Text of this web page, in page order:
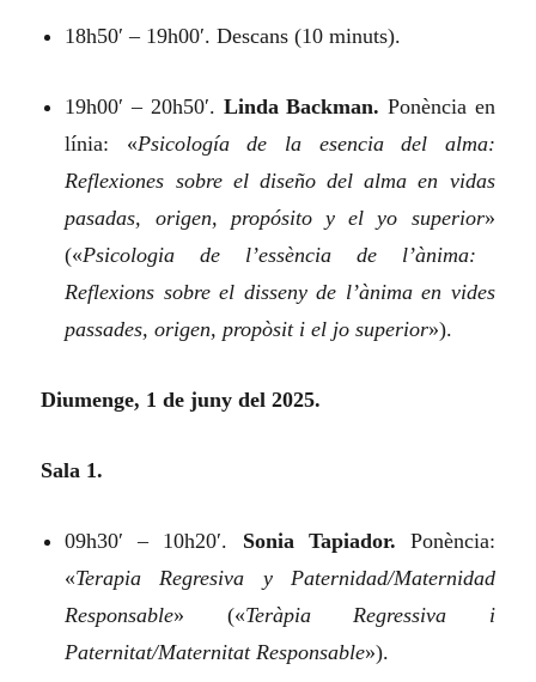
18h50′ – 19h00′. Descans (10 minuts).
19h00′ – 20h50′. Linda Backman. Ponència en
línia: «Psicología de la esencia del alma:
Reflexiones sobre el diseño del alma en vidas
pasadas, origen, propósito y el yo superior»
(«Psicologia de l’essència de l’ànima:
Reflexions sobre el disseny de l’ànima en vides
passades, origen, propòsit i el jo superior»).
Diumenge, 1 de juny del 2025.
Sala 1.
09h30′ – 10h20′. Sonia Tapiador. Ponència:
«Terapia Regresiva y Paternidad/Maternidad
Responsable» («Teràpia Regressiva i
Paternitat/Maternitat Responsable»).